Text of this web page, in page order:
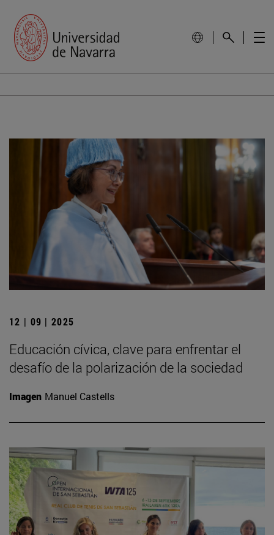
12 | 09 | 2025
Educación cívica, clave para enfrentar el
desafío de la polarización de la sociedad
Imagen Manuel Castells